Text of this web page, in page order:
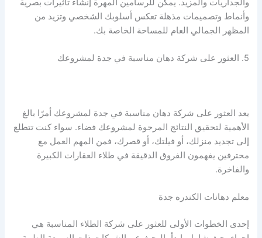
والجداريات والمزيد. يمكن للرسامين المهرة إنشاء تأثيرات بصرية
وأنماط وتصميمات مذهلة تعكس أسلوبك الشخصي وتزيد من
المظهر الجمالي العام للمساحة الخاصة بك.
5. العثور على شركة دهان مناسبة في جدة لمشروعك
يعد العثور على شركة دهان مناسبة في جدة لمشروعك أمرًا بالغ
الأهمية لتحقيق النتائج المرجوة لمشروعك فضاء. سواء كنت تتطلع
إلى تجديد منزلك، أو فيلتك، أو قصرك، فمن المهم العمل مع
محترفين يفهمون الفروق الدقيقة في طلاء العقارات الكبيرة
والفاخرة.
معلم دهانات الكندره جدة
إحدى الخطوات الأولى للعثور على شركة الطلاء المناسبة هي